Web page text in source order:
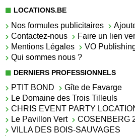
LOCATIONS.BE
Nos formules publicitaires
Contactez-nous
Faire un lien
Mentions Légales
VO
Qui sommes nous ?
DERNIERS PROFESSIONNELS
PTIT BOND
Gîte de Favarge
Le Domaine des Trois Tilleuls
CHRIS EVENT PARTY
Le Pavillon Vert
COSENBERG
VILLA DES BOIS-SAUVAGES